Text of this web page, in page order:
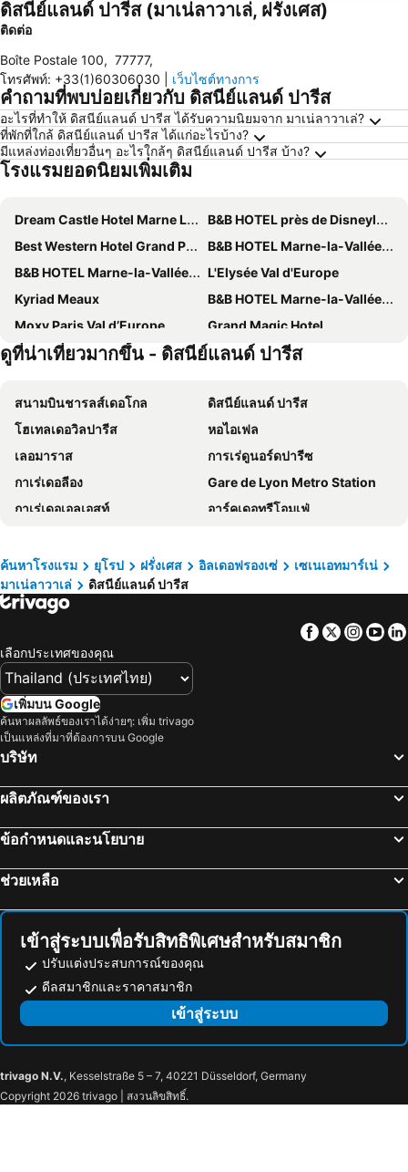
ดิสนีย์แลนด์ ปารีส (มาเน่ลาวาเล่, ฝรั่งเศส)
ติดต่อ
Boîte Postale 100, 77777,
โทรศัพท์: +33(1)60306030 เว็บไซต์ทางการ
คำถามที่พบบ่อยเกี่ยวกับ ดิสนีย์แลนด์ ปารีส
อะไรที่ทำให้ ดิสนีย์แลนด์ ปารีส ได้รับความนิยมจาก มาเน่ลาวาเล่?
ที่พักที่ใกล้ ดิสนีย์แลนด์ ปารีส ได้แก่อะไรบ้าง?
มีแหล่งท่องเที่ยวอื่นๆ อะไรใกล้ๆ ดิสนีย์แลนด์ ปารีส บ้าง?
โรงแรมยอดนิยมเพิ่มเติม
Dream Castle Hotel Marne La Vallee
B&B HOTEL près de Disneyland® Paris
Best Western Hotel Grand Parc
B&B HOTEL Marne-la-Vallée Val d'Europe
B&B HOTEL Marne-la-Vallée Chelles
L'Elysée Val d'Europe
Kyriad Meaux
B&B HOTEL Marne-la-Vallée Bussy-Saint-Georges
Moxy Paris Val d’Europe
Grand Magic Hotel
Explorers Hotel at Disneyland Paris
Hôtel Dali Paris Val D'Europe Tapestry Collection By Hilton
B&B HOTEL Meaux
ibis Styles Meaux Centre
B&B HOTEL Meaux Nanteuil-lès-meaux
ดูที่น่าเที่ยวมากขึ้น - ดิสนีย์แลนด์ ปารีส
สนามบินชารลส์เดอโกล
ดิสนีย์แลนด์ ปารีส
โฮเทลเดอวิลปารีส
หอไอเฟล
เลอมาราส
การเร่ดูนอร์ดปารีซ
กาเร่เดอลีอง
Gare de Lyon Metro Station
กาเร่เดอเอลเอสท์
อาร์คเดอทรีโอมเฟ่
เบอร์ซี่
1st ดิสตริก ลูฟฟ์
Paris-Le Bourget Airport
Châtelet Metro Station
Buttes Chaumont Metro Station
Gare de l'Est Metro Station
Étienne Marcel Metro Station
กาเรเดอมอนปารนาเซ
กาเร่เดมาร์เน่ลาวาเล่เคซซี่
ตำนานบัฟฟาโลบิลล์
Planet Hollywood Marne-la-Vallée
พิพิธภัณฑ์สัตว์น้ำSEA LIFE Centre Commercial Val d'Europe Espace 502
Aérodrome de Meaux-Esbly
Parc culturel de Rentilly
ศูนย์การค้าLes Arcades
Le Parc des Félins
คาธอลิกเชิร์ชออฟเซนต์เอลัว
ปารค์ลอรัลเดอปารีส
Fêtes de Jeanne d'Arc
ค้นหาโรงแรม ยุโรป ฝรั่งเศส อิลเดอฟรองเซ่
เซเนเอทมาร์เน่
มาเน่ลาวาเล่
ดิสนีย์แลนด์ ปารีส
Facebook
Twitter
เลือกประเทศของคุณ
เพิ่มบน Google
ค้นหาผลลัพธ์ของเราได้ง่ายๆ: เพิ่ม trivago
เป็นแหล่งที่มาที่ต้องการบน Google
บริษัท
ผลิตภัณฑ์ของเรา
ข้อกำหนดและนโยบาย
ช่วยเหลือ
เข้าสู่ระบบเพื่อรับสิทธิพิเศษสำหรับสมาชิก
ปรับแต่งประสบการณ์ของคุณ
ดีลสมาชิกและราคาสมาชิก
เข้าสู่ระบบ
trivago N.V., Kesselstraße 5 – 7, 40221 Düsseldorf, Germany
Copyright 2026 trivago | สงวนลิขสิทธิ์.